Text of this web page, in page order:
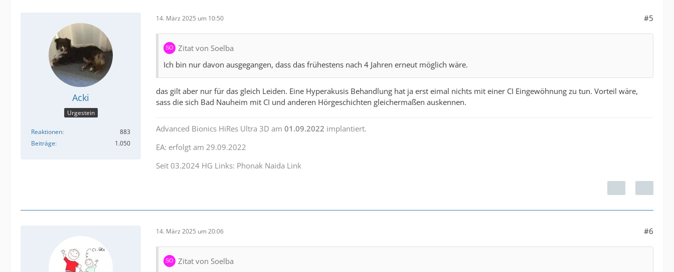
Acki
Urgestein
Reaktionen
883
Beiträge
1.050
14. März 2025 um 10:50 #5
Zitat von Soelba
Ich bin nur davon ausgegangen, dass das frühestens nach 4 Jahren erneut möglich wäre.
das gilt aber nur für das gleich Leiden. Eine Hyperakusis Behandlung hat ja erst eimal nichts mit einer CI Eingewöhnung zu tun. Vorteil wäre,
sass die sich Bad Nauheim mit CI und anderen Hörgeschichten gleichermaßen auskennen.
Advanced Bionics HiRes Ultra 3D am 01.09.2022 implantiert.
EA: erfolgt am 29.09.2022
Seit 03.2024 HG Links: Phonak Naida Link
14. März 2025 um 20:06 #6
Zitat von Soelba